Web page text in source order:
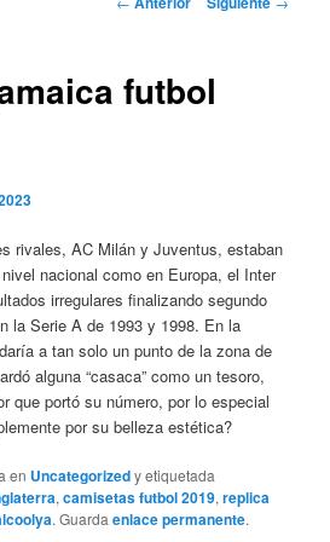
futbol
rivales, AC Milán y Juventus, estaban
nacional como en Europa, el Inter
irregulares finalizando segundo
la Serie A de 1993 y 1998. En la
a tan solo un punto de la zona de
alguna “casaca” como un tesoro,
que portó su número, por lo especial
por su belleza estética?
en Uncategorizedy etiquetada
,camisetas futbol 2019,replica
. Guardaenlace permanente.